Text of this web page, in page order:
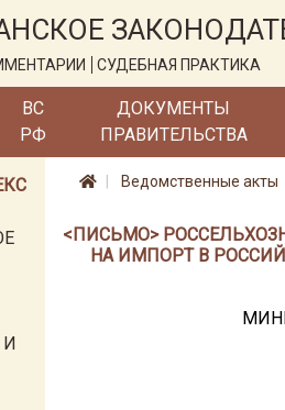
СУДЕБНАЯ ПРАКТИКА
ВС
РФ
ДОКУМЕНТЫ
ПРАВИТЕЛЬСТВА
И
Ведомственные акты
<ПИСЬМО>
НА ИМПОРТ В